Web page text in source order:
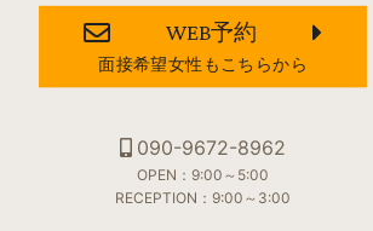
WEB予約
面接希望女性もこちらから
090-9672-8962
OPEN：9:00～5:00
RECEPTION：9:00～3:00